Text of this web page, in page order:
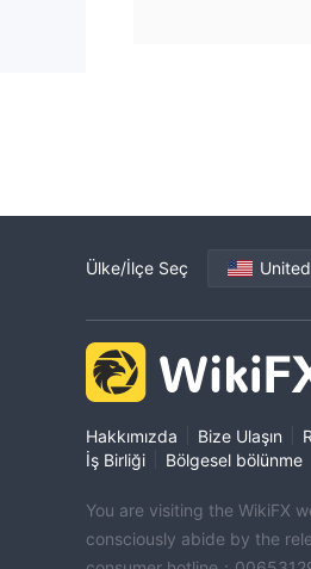
Ülke/İlçe Seç
Hakkımızda Bize Ulaşın
İş Birliği
Bölgesel bölünme
You are visiting the WikiFX
consciously abide by the